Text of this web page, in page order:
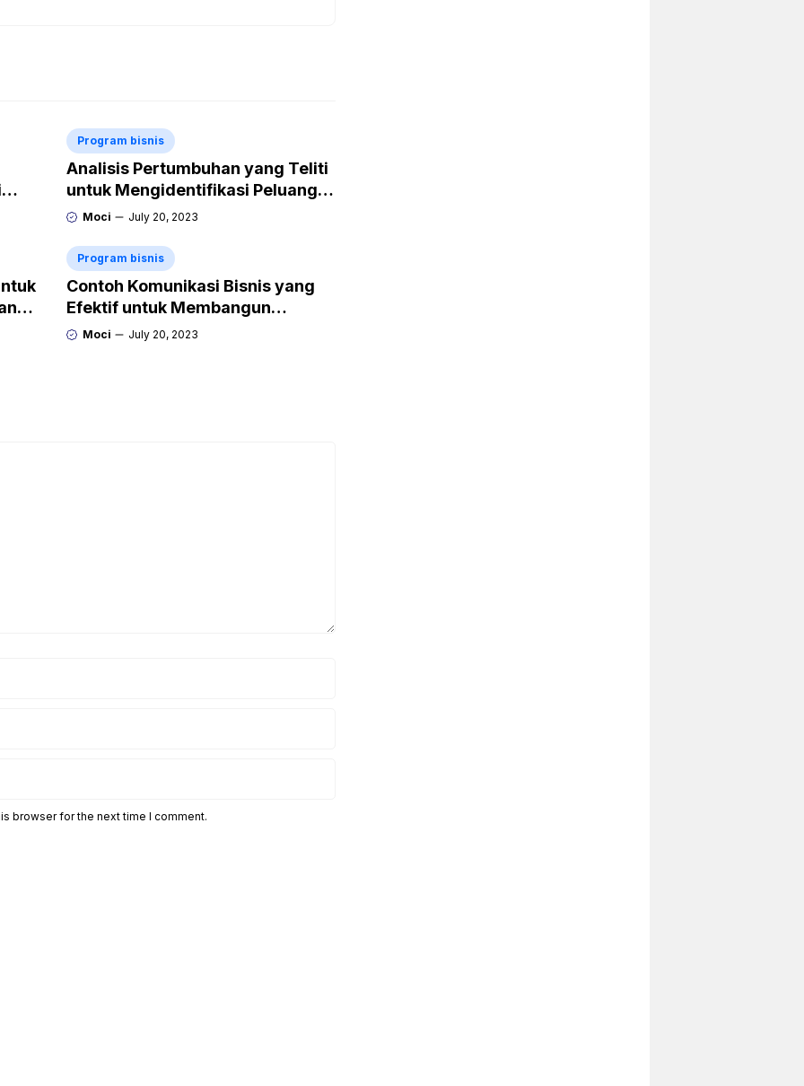
Program bisnis
Analisis Pertumbuhan yang Teliti
untuk Mengidentifikasi Peluang
Ekspansi
Moci July 20, 2023
Program bisnis
Contoh Komunikasi Bisnis yang
Efektif untuk Membangun
Hubungan yang Baik
Moci July 20, 2023
browser for the next time I comment.